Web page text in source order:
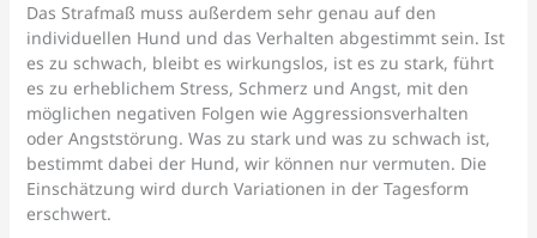
Das Strafmaß muss außerdem sehr genau auf den
individuellen Hund und das Verhalten abgestimmt sein. Ist
es zu schwach, bleibt es wirkungslos, ist es zu stark, führt
es zu erheblichem Stress, Schmerz und Angst, mit den
möglichen negativen Folgen wie Aggressionsverhalten
oder Angststörung. Was zu stark und was zu schwach ist,
bestimmt dabei der Hund, wir können nur vermuten. Die
Einschätzung wird durch Variationen in der Tagesform
erschwert.